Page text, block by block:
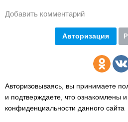
Добавить комментарий
Авторизация
Авторизовываясь, вы принимаете
и подтверждаете, что ознакомлены
конфиденциальности данного сайта